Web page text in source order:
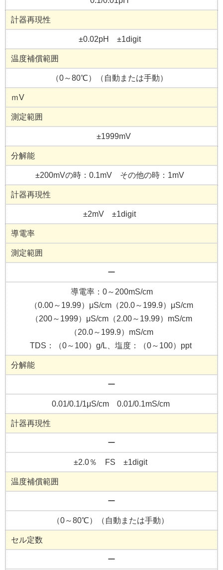
計器再現性
±0.02pH ±1digit
温度補償範囲
（0～80℃）（自動または手動）
ｍV
測定範囲
±1999mV
分解能
±200mVの時：0.1mV その他の時：1mV
計器再現性
±2mV ±1digit
導電率
測定範囲
ー
導電率：0～200mS/cm
（0.00～19.99）μS/cm（20.0～199.9）μS/cm
（200～1999）μS/cm（2.00～19.99）mS/cm
（20.0～199.9）mS/cm
TDS：（0～100）g/L、塩度：（0～100）ppt
分解能
ー
0.01/0.1/1μS/cm 0.01/0.1mS/cm
計器再現性
ー
±2.0％ FS ±1digit
温度補償範囲
ー
（0～80℃）（自動または手動）
セル定数
ー